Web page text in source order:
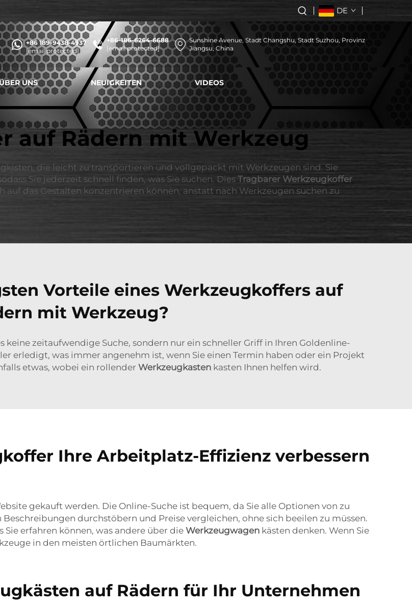
DE
+86 189-9438-4937
[email protected]
+86-186-6264-6688
[email protected]
Sunshine Avenue, Stadt Changshu, Stadt Suzhou, Provinz
Jiangsu, China
UNS NEUIGKEITEN VIDEOS
auf Rädern mit Werkzeug
die leicht zu transportieren und vollgepackt mit Werkzeugen sind. Sie
Sie jederzeit schnell finden, was Sie suchen. Dies Tragbarer Werkzeugkoffer
auf das Gestalten konzentrieren können, anstatt nach Werkzeugen suchen zu
Vorteile eines Werkzeugkoffers auf
mit Werkzeug?
keine zeitaufwendige Suche, sondern nur ein schneller Griff in Ihren Goldenline-
erledigt, was immer angenehm ist, wenn Sie einen Termin haben oder ein Projekt
etwas, wobei ein rollender Werkzeugkasten kasten Ihnen helfen wird.
Ihre Arbeitplatz-Effizienz verbessern
gekauft werden. Die Online-Suche ist bequem, da Sie alle Optionen von zu
durchstöbern und Preise vergleichen, ohne sich beeilen zu müssen.
erfahren können, was andere über die Werkzeugwagen kästen denken. Wenn Sie
in den meisten örtlichen Baumärkten.
auf Rädern für Ihr Unternehmen